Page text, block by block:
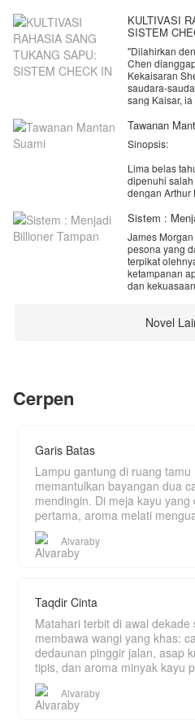
KULTIVASI
SISTEM
"Dilahirkan
Chen
Kekaisaran
saudara-
sang Kaisar,
—dan hanya
mereka tidak
memegang
Kuno bangkit
【Ding! Anda
Gerbang
Kekacauan
【Ding! Anda
Makam
Kekacauan!】
sekali!
disinggahi
Tawanan
Sinopsis:
Lima belas
dipenuhi
dengan Arthur
mereka,
kebenaran
kembali
tawanan cinta
Sistem :
James
pesona yang
terpikat
ketampanan
dan
pacarNovel
Cerpen
Garis Batas
Lampu gantung di ruang
memantulkan bayangan dua
mendingin. Di meja kayu
pertama, aroma melati
ditelan k
Alvaraby
Taqdir Cinta
Matahari terbit di awal
membawa wangi yang khas:
dedaunan pinggir jalan, asap
tipis, dan aroma minyak kayu
Alvaraby